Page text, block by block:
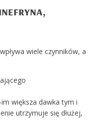
wiele czynników, a
większa dawka tym i
utrzymuje się dłużej,